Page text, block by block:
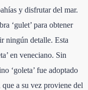
y disfrutar del mar.
‘gulet’ para obtener
ningún detalle. Esta
en veneciano. Sin
‘goleta’ fue adoptado
que a su vez proviene del